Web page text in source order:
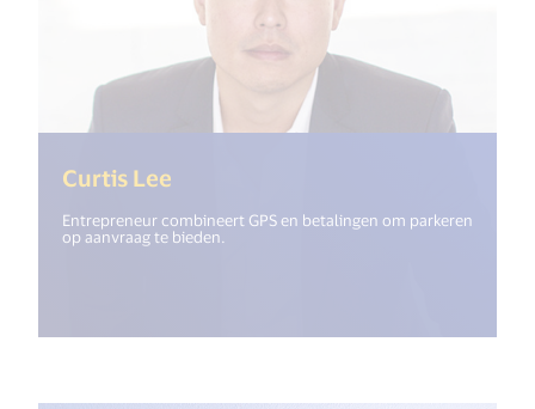
Curtis Lee
Entrepreneur combineert GPS en betalingen om parkeren
op aanvraag te bieden.